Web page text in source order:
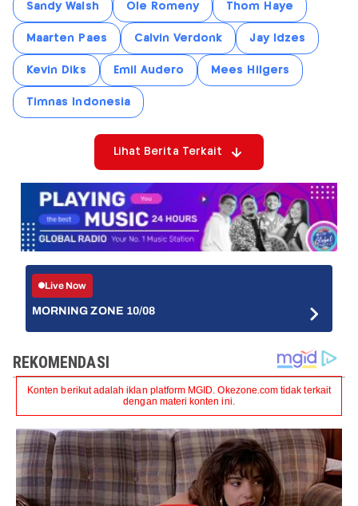
Sandy Walsh Ole Romeny Thom Haye
Maarten Paes Calvin Verdonk Jay Idzes
Kevin Diks Emil Audero Mees Hilgers
Timnas Indonesia
Lihat Berita Terkait
Live Now
MORNING ZONE 10/08